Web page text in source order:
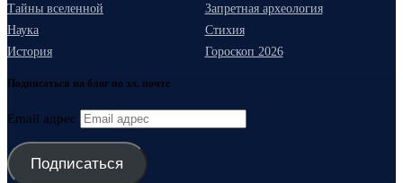
Тайны вселенной
Запретная археология
Наука
Стихия
История
Гороскоп 2026
Подписаться на блог по эл. почте
Email адрес
Подписаться